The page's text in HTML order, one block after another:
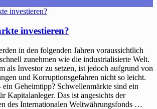
investieren?
in den folgenden Jahren voraussichtlich
zunehmen wie die industrialisierte Welt.
als Investor zu setzen, ist jedoch aufgrund von
und Korruptionsgefahren nicht so leicht.
ein Geheimtipp? Schwellenmärkte sind ein
Kapitalanleger. Das ist angesichts der
des Internationalen Weltwährungsfonds …